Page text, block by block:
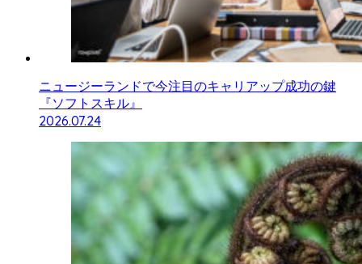
ニュージーランドで今注目のキャリアップ成功の鍵
『ソフトスキル』
2026.07.24